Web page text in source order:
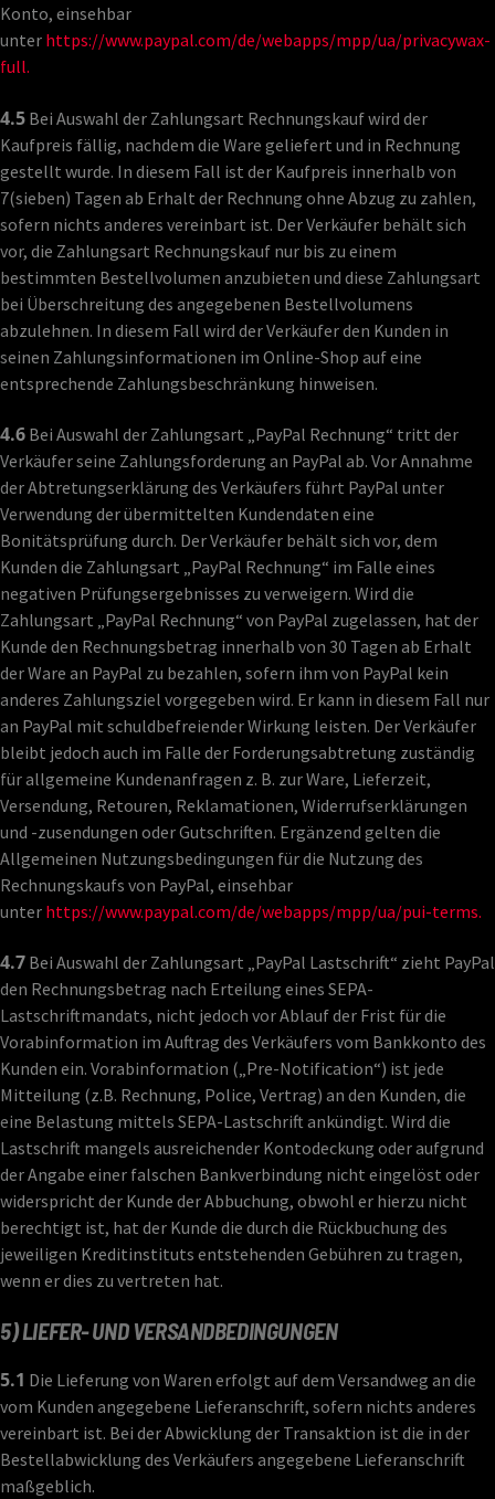
Konto, einsehbar
unter https://www.paypal.com/de/webapps/mpp/ua/privacywax-
full.
4.5 Bei Auswahl der Zahlungsart Rechnungskauf wird der
Kaufpreis fällig, nachdem die Ware geliefert und in Rechnung
gestellt wurde. In diesem Fall ist der Kaufpreis innerhalb von
7(sieben) Tagen ab Erhalt der Rechnung ohne Abzug zu zahlen,
sofern nichts anderes vereinbart ist. Der Verkäufer behält sich
vor, die Zahlungsart Rechnungskauf nur bis zu einem
bestimmten Bestellvolumen anzubieten und diese Zahlungsart
bei Überschreitung des angegebenen Bestellvolumens
abzulehnen. In diesem Fall wird der Verkäufer den Kunden in
seinen Zahlungsinformationen im Online-Shop auf eine
entsprechende Zahlungsbeschränkung hinweisen.
4.6 Bei Auswahl der Zahlungsart „PayPal Rechnung“ tritt der
Verkäufer seine Zahlungsforderung an PayPal ab. Vor Annahme
der Abtretungserklärung des Verkäufers führt PayPal unter
Verwendung der übermittelten Kundendaten eine
Bonitätsprüfung durch. Der Verkäufer behält sich vor, dem
Kunden die Zahlungsart „PayPal Rechnung“ im Falle eines
negativen Prüfungsergebnisses zu verweigern. Wird die
Zahlungsart „PayPal Rechnung“ von PayPal zugelassen, hat der
Kunde den Rechnungsbetrag innerhalb von 30 Tagen ab Erhalt
der Ware an PayPal zu bezahlen, sofern ihm von PayPal kein
anderes Zahlungsziel vorgegeben wird. Er kann in diesem Fall nur
an PayPal mit schuldbefreiender Wirkung leisten. Der Verkäufer
bleibt jedoch auch im Falle der Forderungsabtretung zuständig
für allgemeine Kundenanfragen z. B. zur Ware, Lieferzeit,
Versendung, Retouren, Reklamationen, Widerrufserklärungen
und -zusendungen oder Gutschriften. Ergänzend gelten die
Allgemeinen Nutzungsbedingungen für die Nutzung des
Rechnungskaufs von PayPal, einsehbar
unter https://www.paypal.com/de/webapps/mpp/ua/pui-terms.
4.7 Bei Auswahl der Zahlungsart „PayPal Lastschrift“ zieht PayPal
den Rechnungsbetrag nach Erteilung eines SEPA-
Lastschriftmandats, nicht jedoch vor Ablauf der Frist für die
Vorabinformation im Auftrag des Verkäufers vom Bankkonto des
Kunden ein. Vorabinformation („Pre-Notification“) ist jede
Mitteilung (z.B. Rechnung, Police, Vertrag) an den Kunden, die
eine Belastung mittels SEPA-Lastschrift ankündigt. Wird die
Lastschrift mangels ausreichender Kontodeckung oder aufgrund
der Angabe einer falschen Bankverbindung nicht eingelöst oder
widerspricht der Kunde der Abbuchung, obwohl er hierzu nicht
berechtigt ist, hat der Kunde die durch die Rückbuchung des
jeweiligen Kreditinstituts entstehenden Gebühren zu tragen,
wenn er dies zu vertreten hat.
5) LIEFER- UND VERSANDBEDINGUNGEN
5.1 Die Lieferung von Waren erfolgt auf dem Versandweg an die
vom Kunden angegebene Lieferanschrift, sofern nichts anderes
vereinbart ist. Bei der Abwicklung der Transaktion ist die in der
Bestellabwicklung des Verkäufers angegebene Lieferanschrift
maßgeblich.